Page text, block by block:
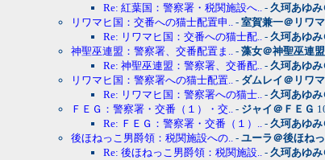
Re: 紅葉国：警察署・税関施設へ.. - 久珂あゆみ
リワマヒ国：交番への猫士配置申.. - 室賀兼一＠リワ
Re: リワマヒ国：交番への猫士配.. - 久珂あゆみ
神聖巫連盟：警察署、交番配置ま.. - 藻女＠神聖巫連盟
Re: 神聖巫連盟：警察署、交番配.. - 久珂あゆみ
リワマヒ国：警察署への猫士配置.. - ダムレイ＠リワ
Re: リワマヒ国：警察署への猫士.. - 久珂あゆみ
ＦＥＧ：警察署・交番（１）・交.. - ジャイ＠ＦＥＧ
Re: ＦＥＧ：警察署・交番（１）.. - 久珂あゆみ
後ほねっこ男爵領：税関施設への.. - ユーラ＠後ほね
Re: 後ほねっこ男爵領：税関施設.. - 久珂あゆみ